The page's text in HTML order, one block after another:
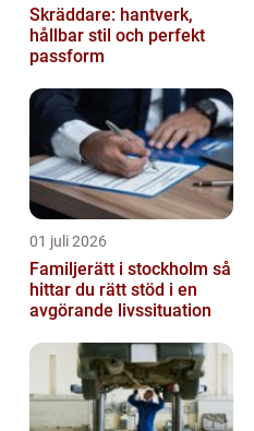
Skräddare: hantverk,
hållbar stil och perfekt
passform
01 juli 2026
Familjerätt i stockholm så
hittar du rätt stöd i en
avgörande livssituation